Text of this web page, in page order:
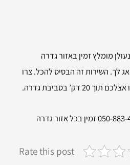
מומלץ זמין באזור גדרה
לך. השירות זה הבסיס להכל. צרו
בסביבת גדרה.
Rate this post